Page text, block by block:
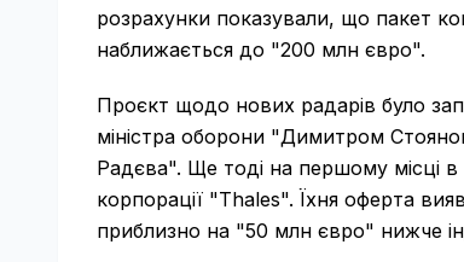
розрахунки показували, що пакет
наближається до "200 млн євро".
Проєкт щодо нових радарів було
міністра оборони "Димитром
Радєва". Ще тоді на першому місці в
корпорації "Thales". Їхня оферта
приблизно на "50 млн євро" нижче